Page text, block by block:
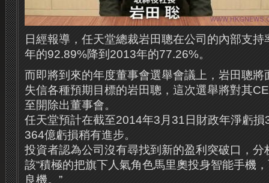
日經報導，任天堂總裁岩田聰在公司的內部支
年的92.89%降到2013年的77.26%。
而即將到來的年度董事會選舉會議上，岩田聰將
失信各種預期目標的岩田聰，這次選舉將對其
至開除出董事會。
任天堂預計在截至2014年3月31日財政年淨虧
364億虧損稍有進步。
投資者認為公司沒有尋找到新的盈利突破口，分
該“積極的把旗下人氣角色馬里奧投身智能手機
良機。”